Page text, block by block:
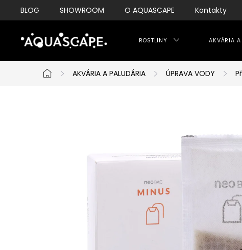
Přejít
na
BLOG SHOWROOM O AQUASCAPE Kontakty
ROSTLINY AKVÁRIA
Domů
AKVÁRIA A PALUDÁRIA ÚPRAVA VODY